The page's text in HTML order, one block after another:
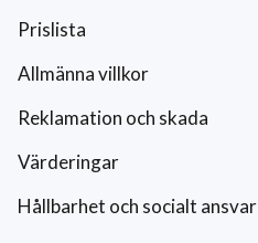
Prislista
Allmänna villkor
Reklamation och skada
Värderingar
Hållbarhet och socialt ansvar